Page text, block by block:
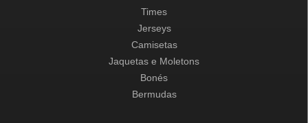
Times
Jerseys
Camisetas
Jaquetas e Moletons
Bonés
Bermudas